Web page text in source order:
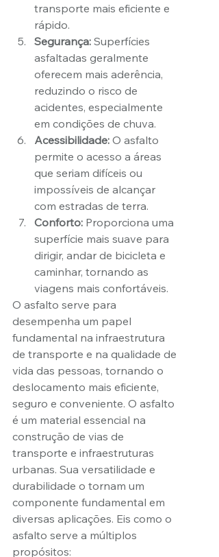
transporte mais eficiente e
rápido.
Segurança: Superfícies
asfaltadas geralmente
oferecem mais aderência,
reduzindo o risco de
acidentes, especialmente
em condições de chuva.
Acessibilidade: O asfalto
permite o acesso a áreas
que seriam difíceis ou
impossíveis de alcançar
com estradas de terra.
Conforto: Proporciona uma
superfície mais suave para
dirigir, andar de bicicleta e
caminhar, tornando as
viagens mais confortáveis.
O asfalto serve para
desempenha um papel
fundamental na infraestrutura
de transporte e na qualidade de
vida das pessoas, tornando o
deslocamento mais eficiente,
seguro e conveniente. O asfalto
é um material essencial na
construção de vias de
transporte e infraestruturas
urbanas. Sua versatilidade e
durabilidade o tornam um
componente fundamental em
diversas aplicações. Eis como o
asfalto serve a múltiplos
propósitos: